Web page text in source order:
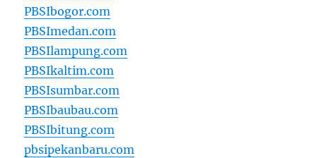
PBSIbogor.com
PBSImedan.com
PBSIlampung.com
PBSIkaltim.com
PBSIsumbar.com
PBSIbaubau.com
PBSIbitung.com
pbsipekanbaru.com